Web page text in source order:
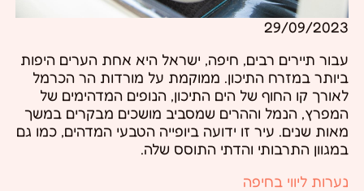
29/09/2023
עבור תיירים רבים, חיפה, ישראל היא אחת הערים היפות
ביותר במזרח התיכון. ממוקמת על מורדות הר הכרמל
לאורך קו החוף של הים התיכון, הנופים המדהימים של
המפרץ, הנמל וההרים שמסביב מושכים מבקרים במשך
מאות שנים. עיר זו ידועה ביופייה הטבעי המדהים, כמו גם
במגוון התרבותי והדתי התוסס שלה.
נערות ליווי בחיפה